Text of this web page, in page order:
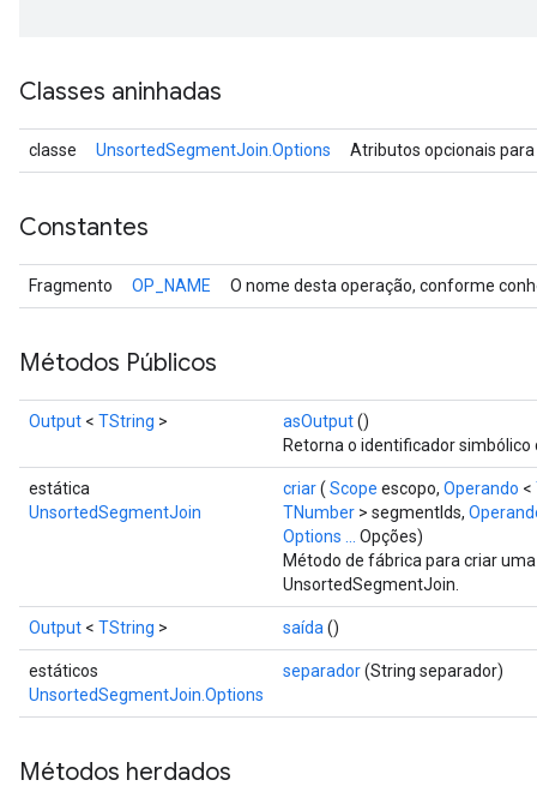
Classes aninhadas
classe UnsortedSegmentJoin.Options Atributos opcionais para
Constantes
Fragmento OP_NAME O nome desta operação, conforme
Métodos Públicos
Output < TString > asOutput()
Retorna o identificador simbólico
estática
UnsortedSegmentJoin
criar( Scope escopo, Operando <
TNumber > segmentIds,
Options ...
Opções)
Método de fábrica para criar
UnsortedSegmentJoin.
Output < TString > saída ()
estáticos
UnsortedSegmentJoin.Options
separador(String separador)
Métodos herdados